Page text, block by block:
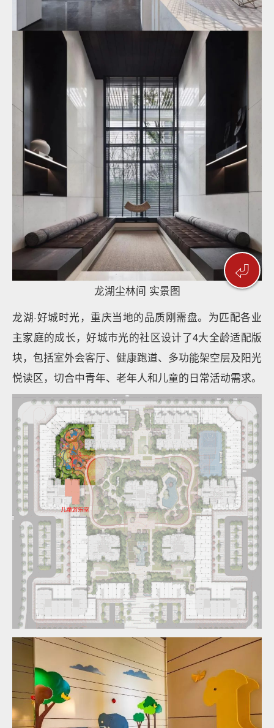
⏎
龙湖尘林间 实景图
龙湖·好城时光，重庆当地的品质刚需盘。为匹配各业
主家庭的成长，好城市光的社区设计了4大全龄适配版
块，包括室外会客厅、健康跑道、多功能架空层及阳光
悦读区，切合中青年、老年人和儿童的日常活动需求。